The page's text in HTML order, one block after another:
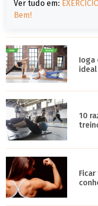
Ver tudo em:
Bem!
Ioga
ideal
10